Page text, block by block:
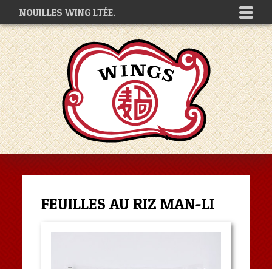
NOUILLES WING LTÉE.
FEUILLES AU RIZ MAN-LI